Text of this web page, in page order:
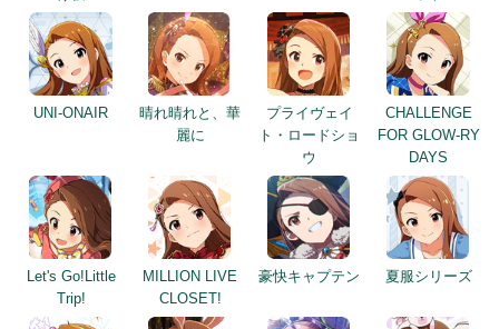
UNI-ONAIR
晴れ晴れと、華
麗に
プライヴェイ
ト・ロードショ
ウ
CHALLENGE
FOR GLOW-RY
DAYS
Let's Go!Little
Trip!
MILLION LIVE
CLOSET!
豪快キャプテン 夏服シリーズ
Reach 4 the
今宵はシークレ
シンガー：007
MILLION LIVE